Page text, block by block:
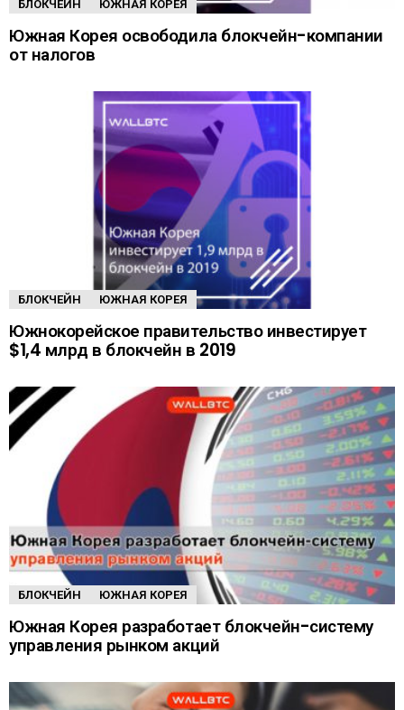
БЛОКЧЕЙН ЮЖНАЯ КОРЕЯ
Южная Корея освободила блокчейн-компании
от налогов
БЛОКЧЕЙН ЮЖНАЯ КОРЕЯ
Южнокорейское правительство инвестирует
$1,4 млрд в блокчейн в 2019
БЛОКЧЕЙН ЮЖНАЯ КОРЕЯ
Южная Корея разработает блокчейн-систему
управления рынком акций